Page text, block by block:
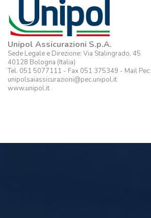
Unipol Assicurazioni S.p.A.
Sede Legale e Direzione: Via Stalingrado, 45
40128 Bologna (Italia)
Tel. 051 5077111 - Fax 051 375349 - Mail Pec:
unipolsaiassicurazioni@pec.unipol.it
www.unipol.it